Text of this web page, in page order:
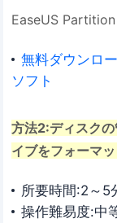
EaseUS
無料ダウンロ
ソフト
方法2:ディスク
イブをフォーマ
所要時間:2～5
操作難易度:中